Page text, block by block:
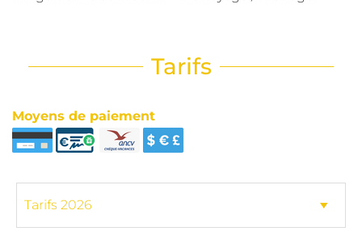
Tarifs
Moyens de paiement